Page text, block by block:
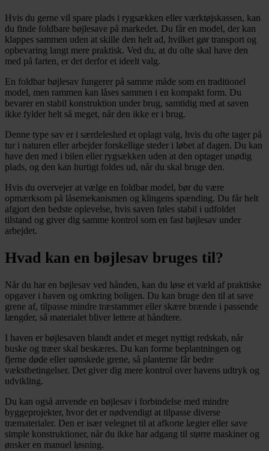
Hvis du gerne vil spare plads i rygsækken eller værktøjskassen, kan
du finde foldbare bøjlesave på markedet. Du får en model, der kan
klappes sammen uden at skille den helt ad, hvilket gør transport og
opbevaring langt mere praktisk. Ved du, at du ofte skal have den
med på farten, er det derfor et ideelt valg.
En foldbar bøjlesav fungerer på samme måde som en traditionel
model, men rammen kan låses sammen i en kompakt form. Du
bevarer en stabil konstruktion under brug, samtidig med at saven
ikke fylder helt så meget, når den ikke er i brug.
Denne type sav er i særdeleshed et oplagt valg, hvis du ofte tager på
tur i naturen eller arbejder forskellige steder i løbet af dagen. Du kan
have den med i bilen eller rygsækken uden at den optager unødig
plads, og den kan hurtigt foldes ud, når du skal bruge den.
Hvis du overvejer at vælge en foldbar model, bør du være
opmærksom på låsemekanismen og klingens spænding. Du får helt
afgjort den bedste oplevelse, hvis saven føles stabil i udfoldet
tilstand og giver dig samme kontrol som en fast bøjlesav under
arbejdet.
Hvad kan en bøjlesav bruges til?
Når du har en bøjlesav ved hånden, kan du løse et væld af praktiske
opgaver i haven og omkring boligen. Du kan bruge den til at save
grene af, tilpasse mindre træstammer eller skære brænde i passende
længder, så materialet bliver lettere at håndtere.
I haven er bøjlesaven blandt andet et meget nyttigt redskab, når
buske og træer skal beskæres. Du kan forme beplantningen og
fjerne døde eller uønskede grene, så planterne får bedre
vækstbetingelser. Det giver dig mere kontrol over havens udtryk og
udvikling.
Du kan også anvende en bøjlesav i forbindelse med mindre
byggeprojekter, hvor det er nødvendigt at tilpasse diverse
træmaterialer. Den er især velegnet til at afkorte lægter eller save
simple konstruktioner, når du ikke har adgang til større maskiner og
ønsker en manuel løsning.